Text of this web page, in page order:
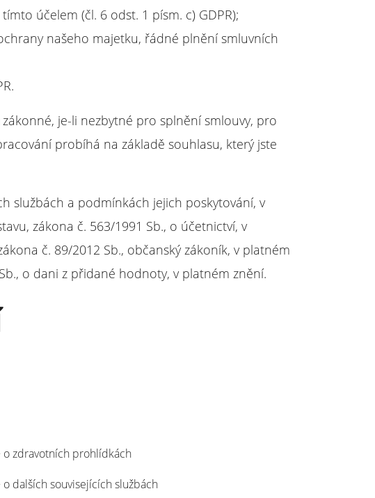
účelem (čl. 6 odst. 1 písm. c) GDPR);
našeho majetku, řádné plnění smluvních
je-li nezbytné pro splnění smlouvy, pro
probíhá na základě souhlasu, který jste
službách a podmínkách jejich poskytování, v
zákona č. 563/1991 Sb., o účetnictví, v
č. 89/2012 Sb., občanský zákoník, v platném
o dani z přidané hodnoty, v platném znění.
o zdravotních prohlídkách
dalších souvisejících službách